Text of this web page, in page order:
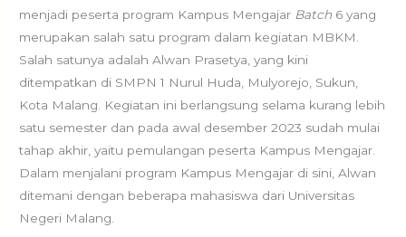
menjadi peserta program Kampus Mengajar Batch 6 yang
merupakan salah satu program dalam kegiatan MBKM.
Salah satunya adalah Alwan Prasetya, yang kini
ditempatkan di SMPN 1 Nurul Huda, Mulyorejo, Sukun,
Kota Malang. Kegiatan ini berlangsung selama kurang lebih
satu semester dan pada awal desember 2023 sudah mulai
tahap akhir, yaitu pemulangan peserta Kampus Mengajar.
Dalam menjalani program Kampus Mengajar di sini, Alwan
ditemani dengan beberapa mahasiswa dari Universitas
Negeri Malang.